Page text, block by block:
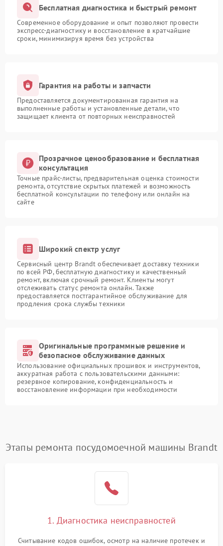
Бесплатная диагностика и быстрый ремонт
Современное оборудование и опыт позволяют провести
экспресс-диагностику и восстановление в кратчайшие
сроки, минимизируя время без устройства
Гарантия на работы и запчасти
Предоставляется документированная гарантия на
выполненные работы и установленные детали, что
защищает клиента от повторных неисправностей
Прозрачное ценообразование и бесплатная
консультация
Точные прайс-листы, предварительная оценка стоимости
ремонта, отсутствие скрытых платежей и возможность
бесплатной консультации по телефону или онлайн на
сайте
Широкий спектр услуг
Сервисный центр Brandt обеспечивает доставку техники
по всей РФ, бесплатную диагностику и качественный
ремонт, включая срочный ремонт. Клиенты могут
отслеживать статус ремонта онлайн. Также
предоставляется постгарантийное обслуживание для
продления срока службы техники
Оригинальные программные решение и
безопасное обслуживание данных
Использование официальных прошивок и инструментов,
аккуратная работа с пользовательскими данными:
резервное копирование, конфиденциальность и
восстановление информации при необходимости
Этапы ремонта посудомоечной машины Brandt
1. Диагностика неисправностей
Считывание кодов ошибок, осмотр на наличие протечек и